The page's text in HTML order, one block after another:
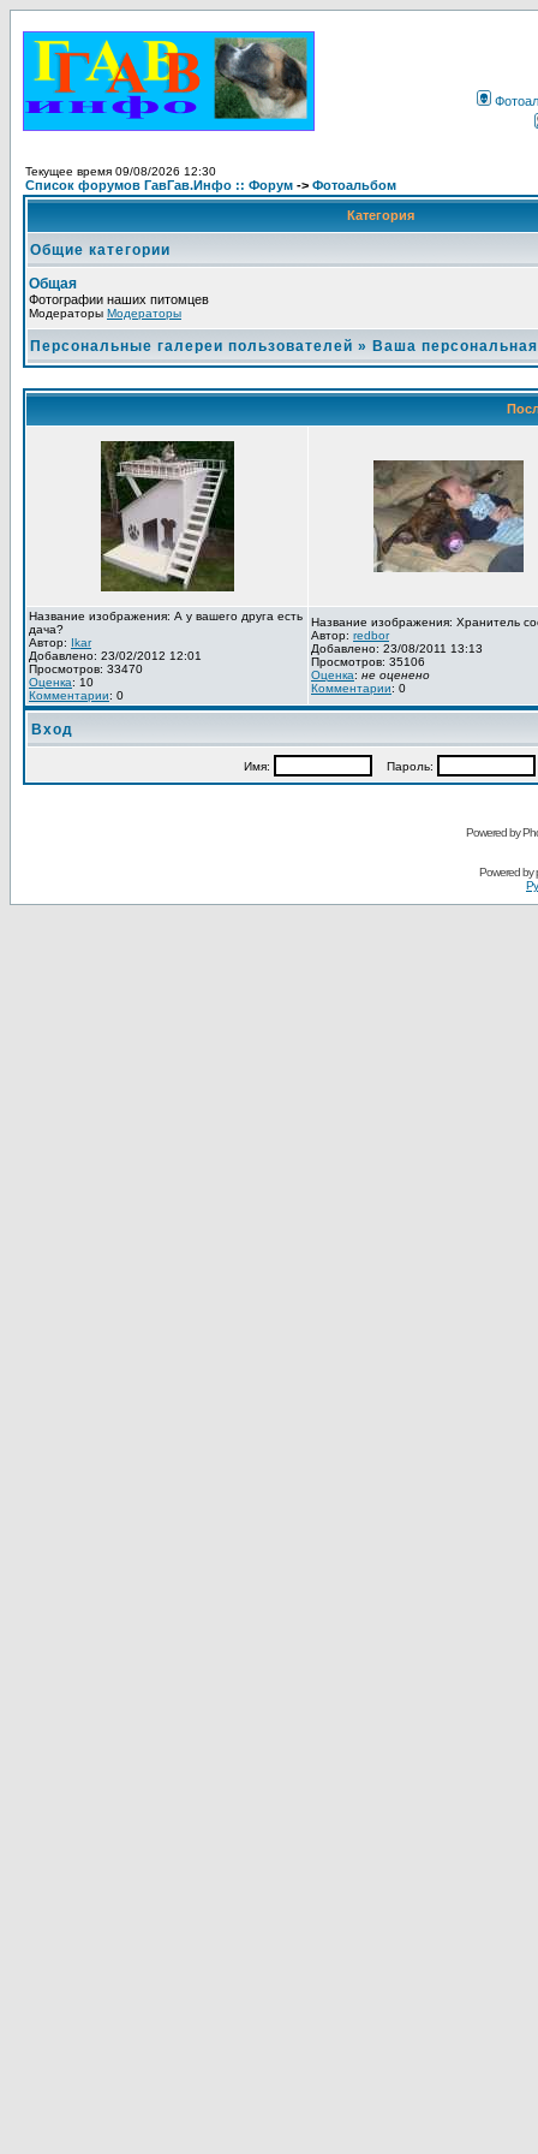
Текущее время 09/08/2026 12:30
Список форумов ГавГав.Инфо :: Форум -> Фотоальбом
Категория
Общие категории
Общая
Фотографии наших питомцев
Модераторы Модераторы
Персональные галереи пользователей » Ваша
Название изображения: А у вашего друга есть
дача?
Автор: Ikar
Добавлено: 23/02/2012 12:01
Просмотров: 33470
Оценка: 10
Комментарии: 0
Название изображения: Хранитель
Автор: redbor
Добавлено: 23/08/2011 13:13
Просмотров: 35106
Оценка: не оценено
Комментарии: 0
Вход
Имя: Пароль:
Powered by
Powered by